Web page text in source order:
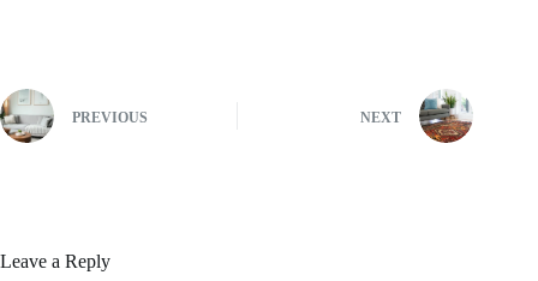
PREVIOUS NEXT
Leave a Reply